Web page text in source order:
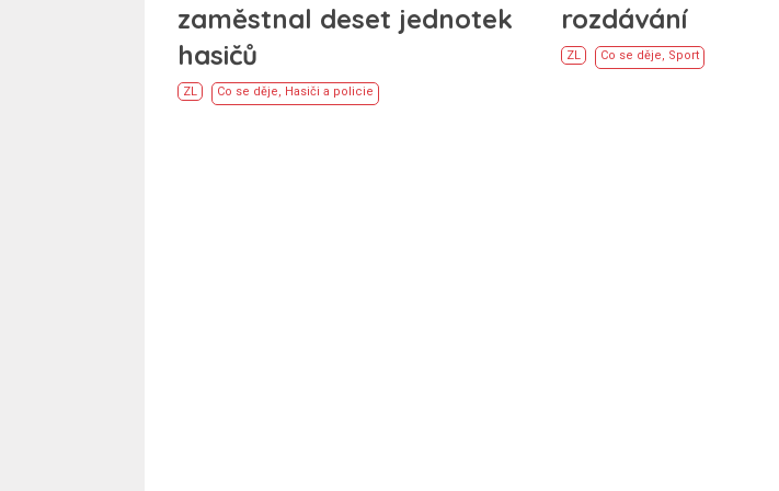
zaměstnal deset jednotek
hasičů
ZL Co se děje, Hasiči a policie
rozdávání
ZL Co se děje, Sport